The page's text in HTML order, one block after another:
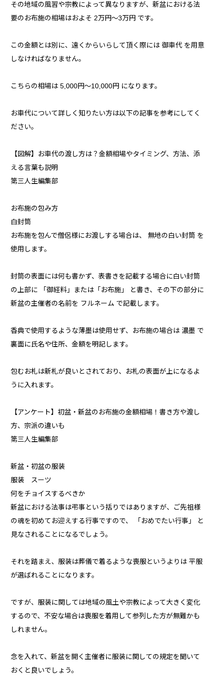
その地域の風習や宗教によって異なりますが、新盆における法
要のお布施の相場はおよそ 2万円～3万円 です。
この金額とは別に、遠くからいらして頂く際には 御車代 を用意
しなければなりません。
こちらの相場は 5,000円～10,000円 になります。
お車代について詳しく知りたい方は以下の記事を参考にしてく
ださい。
【図解】お車代の渡し方は？金額相場やタイミング、方法、添
える言葉も説明
第三人生編集部
お布施の包み方
白封筒
お布施を包んで僧侶様にお渡しする場合は、 無地の白い封筒 を
使用します。
封筒の表面には何も書かず、表書きを記載する場合に白い封筒
の上部に 「御経料」または「お布施」 と書き、その下の部分に
新盆の主催者の名前を フルネーム で記載します。
香典で使用するような薄墨は使用せず、お布施の場合は 濃墨 で
裏面に氏名や住所、金額を明記します。
包むお札は新札が良いとされており、お札の表面が上になるよ
うに入れます。
【アンケート】初盆・新盆のお布施の金額相場！書き方や渡し
方、宗派の違いも
第三人生編集部
新盆・初盆の服装
服装 スーツ
何をチョイスするべきか
新盆における法事は弔事という括りではありますが、ご先祖様
の魂を初めてお迎えする行事ですので、 「おめでたい行事」 と
見なされることになるでしょう。
それを踏まえ、服装は葬儀で着るような喪服というよりは 平服
が選ばれることになります。
ですが、服装に関しては地域の風土や宗教によって大きく変化
するので、不安な場合は喪服を着用して参列した方が無難かも
しれません。
念を入れて、新盆を開く主催者に服装に関しての規定を聞いて
おくと良いでしょう。